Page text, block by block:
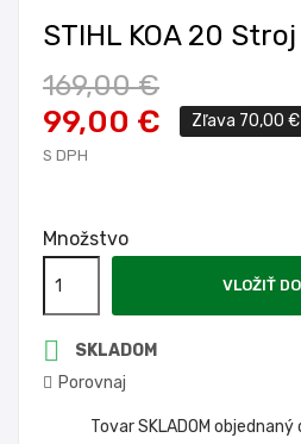
STIHL KOA 20 Stroj
169,00 €
99,00 € Zľava 70,00 €
S DPH
Množstvo
VLOŽIŤ

SKLADOM
Porovnaj
Tovar SKLADOM objednaný